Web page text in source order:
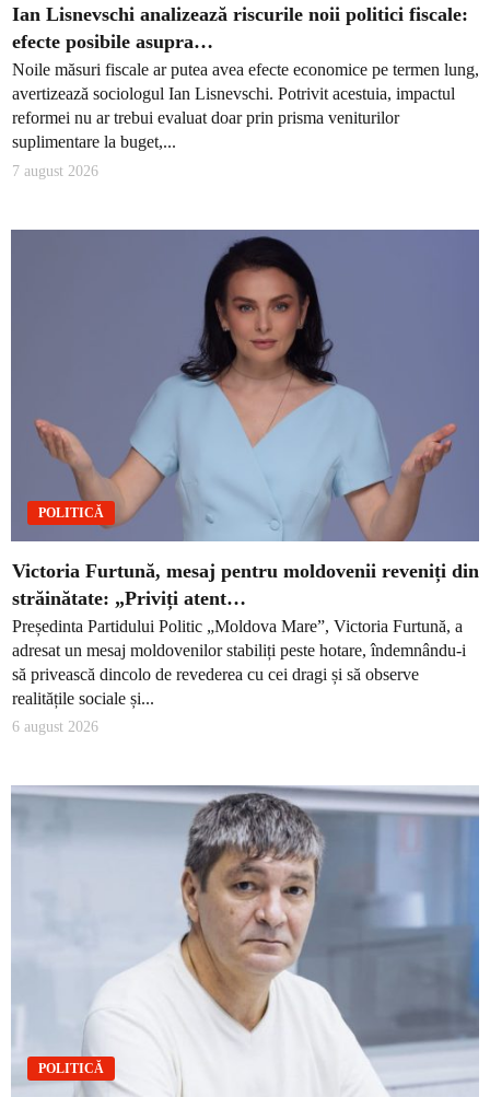
Ian Lisnevschi analizează riscurile noii politici fiscale:
efecte posibile asupra…
Noile măsuri fiscale ar putea avea efecte economice pe termen lung,
avertizează sociologul Ian Lisnevschi. Potrivit acestuia, impactul
reformei nu ar trebui evaluat doar prin prisma veniturilor
suplimentare la buget,...
7 august 2026
POLITICĂ
Victoria Furtună, mesaj pentru moldovenii reveniți din
străinătate: „Priviți atent…
Președinta Partidului Politic „Moldova Mare”, Victoria Furtună, a
adresat un mesaj moldovenilor stabiliți peste hotare, îndemnându-i
să privească dincolo de revederea cu cei dragi și să observe
realitățile sociale și...
6 august 2026
POLITICĂ